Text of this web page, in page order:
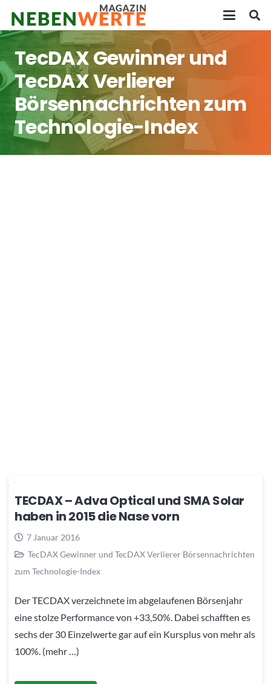
TecDAX Gewinner und
TecDAX Verlierer
Börsennachrichten zum
Technologie-Index
TECDAX – Adva Optical und SMA Solar
haben in 2015 die Nase vorn
7 Januar 2016
TecDAX Gewinner und TecDAX Verlierer Börsennachrichten
zum Technologie-Index
Der TECDAX verzeichnete im abgelaufenen Börsenjahr
eine stolze Performance von +33,50%. Dabei schafften es
sechs der 30 Einzelwerte gar auf ein Kursplus von mehr als
100%. (mehr …)